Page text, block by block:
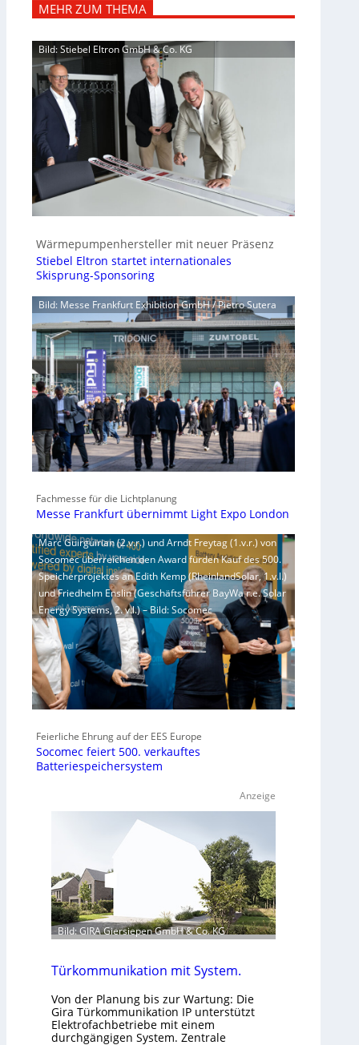
MEHR ZUM THEMA
Bild: Stiebel Eltron GmbH & Co. KG
Wärmepumpenhersteller mit neuer Präsenz
Stiebel Eltron startet internationales
Skisprung-Sponsoring
Bild: Messe Frankfurt Exhibition GmbH / Pietro Sutera
Fachmesse für die Lichtplanung
Messe Frankfurt übernimmt Light Expo London
Marc Guirguirian (2.v.r.) und Arndt Freytag (1.v.r.) von
Socomec überreichen den Award fürden Kauf des 500.
Speicherprojektes an Edith Kemp (RheinlandSolar, 1.v.l.)
und Friedhelm Enslin (Geschäftsführer BayWa r.e. Solar
Energy Systems, 2. v.l.) – Bild: Socomec
Feierliche Ehrung auf der EES Europe
Socomec feiert 500. verkauftes
Batteriespeichersystem
Anzeige
Bild: GIRA Giersiepen GmbH & Co. KG
Türkommunikation mit System.
Von der Planung bis zur Wartung: Die
Gira Türkommunikation IP unterstützt
Elektrofachbetriebe mit einem
durchgängigen System. Zentrale